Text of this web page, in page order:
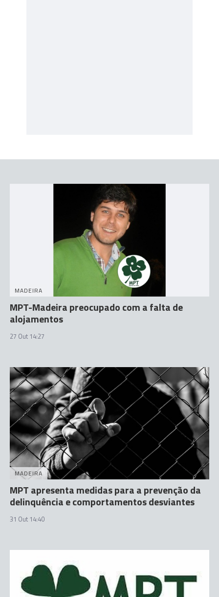
MADEIRA
MPT-Madeira preocupado com a falta de
alojamentos
27 Out 14:27
MADEIRA
MPT apresenta medidas para a prevenção da
delinquência e comportamentos desviantes
31 Out 14:40